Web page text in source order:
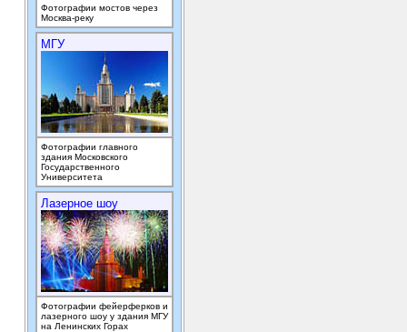
Фотографии мостов через
Москва-реку
МГУ
Фотографии главного
здания Московского
Государственного
Университета
Лазерное шоу
Фотографии фейерферков и
лазерного шоу у здания МГУ
на Ленинских Горах